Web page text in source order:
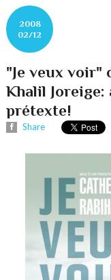
2008
02/12
"Je veux voir"
Khalil Joreige:
prétexte!
Share